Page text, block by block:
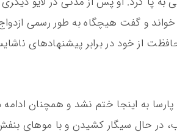
و گفت هیچگاه به طور رسمی ازدواج
از خود در برابر پیشنهادهای
به اینجا ختم نشد و همچنان ادامه
در حال سیگار کشیدن و با موهای